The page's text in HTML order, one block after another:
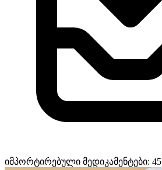
იმპორტირებული მედიკამენტები: 45